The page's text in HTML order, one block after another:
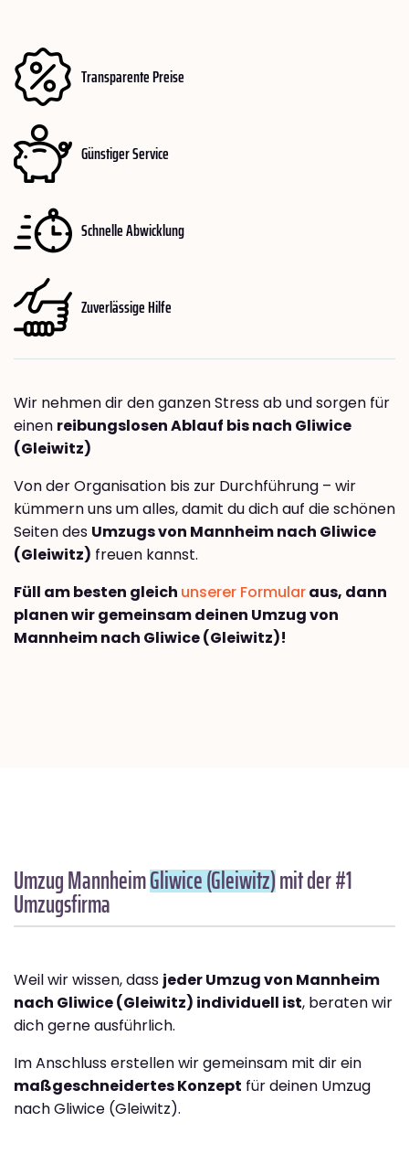
Transparente Preise
Günstiger Service
Schnelle Abwicklung
Zuverlässige Hilfe
Wir nehmen dir den ganzen Stress ab und sorgen für
einen reibungslosen Ablauf bis nach Gliwice
(Gleiwitz)
Von der Organisation bis zur Durchführung – wir
kümmern uns um alles, damit du dich auf die schönen
Seiten des Umzugs von Mannheim nach Gliwice
(Gleiwitz) freuen kannst.
Füll am besten gleich unserer Formularaus, dann
planen wir gemeinsam deinen Umzug von
Mannheim nach Gliwice (Gleiwitz)!
Umzug MannheimGliwice (Gleiwitz)mit der #1
Umzugsfirma
Weil wir wissen, dass jeder Umzug von Mannheim
nach Gliwice (Gleiwitz) individuell ist, beraten wir
dich gerne ausführlich.
Im Anschluss erstellen wir gemeinsam mit dir ein
maßgeschneidertes Konzept für deinen Umzug
nach Gliwice (Gleiwitz).